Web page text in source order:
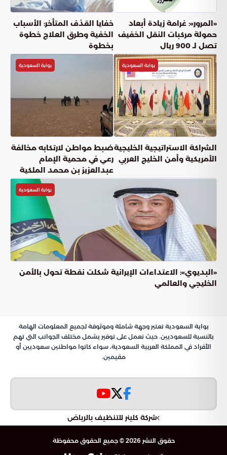
والمالية بواشنطن
بوابة السعودية أعجبني شارك
دقائق القراءة4 دقيقة الأربعاء, 01 أبريل
عناوين المقال
استقرار الاقتصاد العالمي: جهود السعودية ودورها المحوري
تحديات الاقتصاد العالمي ومسار النمو المستدام
أهمية التنسيق الدولي لضمان الاستقرار المالي
مبادئ الدرعية وإصلاح حوكمة صندوق النقد الدولي
استقرار الاقتصاد العالمي: جهود السعودية
ودورها المحوري
تتصدر المملكة العربية السعودية المشهد العالمي بجهودها
الدور القيادي في ترؤس المملكة للاجتماع الخامس لوكلاء اللجنة
الدولية للشؤون النقدية والمالية، التابعة لصندوق النقد الدولي.
استضافت واشنطن هذا اللقاء الهام الذي شهد مشاركة واسعة
من كبار المسؤولين والخبراء ممثلين للدول الأعضاء، بهدف تعزيز
التنسيق والتعاون المشترك لمواجهة التحديات الاقتصادية